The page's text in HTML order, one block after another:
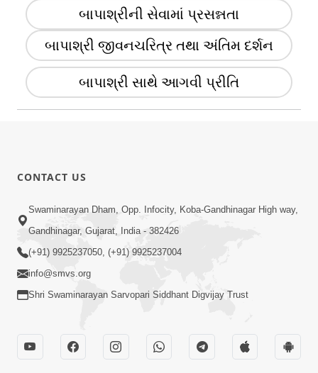
બાપાશ્રીની સેવામાં પ્રસન્નતા
બાપાશ્રી જીવનચરિત્ર તથા અંતિમ દર્શન
બાપાશ્રી સાથે આગવી પ્રીતિ
CONTACT US
Swaminarayan Dham, Opp. Infocity, Koba-Gandhinagar High way,
Gandhinagar, Gujarat, India - 382426
(+91) 9925237050, (+91) 9925237004
info@smvs.org
Shri Swaminarayan Sarvopari Siddhant Digvijay Trust